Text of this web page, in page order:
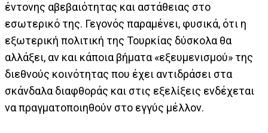
έντονης αβεβαιότητας και αστάθειας στο
εσωτερικό της. Γεγονός παραμένει, φυσικά, ότι η
εξωτερική πολιτική της Τουρκίας δύσκολα θα
αλλάξει, αν και κάποια βήματα «εξευμενισμού» της
διεθνούς κοινότητας που έχει αντιδράσει στα
σκάνδαλα διαφθοράς και στις εξελίξεις ενδέχεται
να πραγματοποιηθούν στο εγγύς μέλλον.